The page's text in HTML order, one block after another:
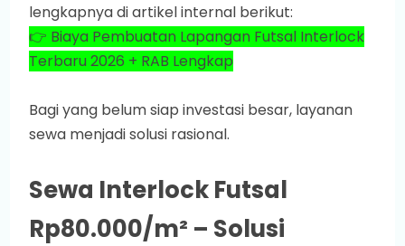
lengkapnya di artikel internal berikut:
👉 Biaya Pembuatan Lapangan Futsal Interlock
Terbaru 2026 + RAB Lengkap
Bagi yang belum siap investasi besar, layanan
sewa menjadi solusi rasional.
Sewa Interlock Futsal
Rp80.000/m² – Solusi